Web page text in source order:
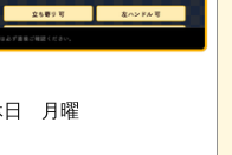
日 月曜